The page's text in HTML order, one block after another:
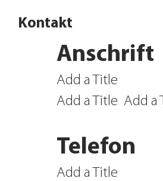
Kontakt
Add a Title
Telefon
Add a
Add a Title
Add a Title
Anschrift